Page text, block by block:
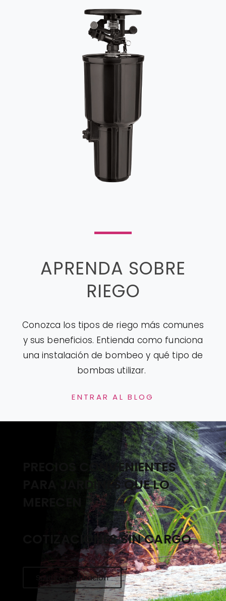
APRENDA SOBRE
RIEGO
Conozca los tipos de riego más comunes
y sus beneficios. Entienda como funciona
una instalación de bombeo y qué tipo de
bombas utilizar.
ENTRAR AL BLOG
PRECIOS CONVENIENTES
PARA JARDÍNES QUE LO
COTIZACIONES SIN CARGO
Solicitar cotización